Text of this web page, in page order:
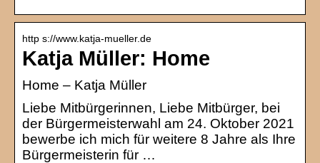
http s://www.katja-mueller.de
Katja Müller: Home
Home – Katja Müller
Liebe Mitbürgerinnen, Liebe Mitbürger, bei
der Bürgermeisterwahl am 24. Oktober 2021
bewerbe ich mich für weitere 8 Jahre als Ihre
Bürgermeisterin für …